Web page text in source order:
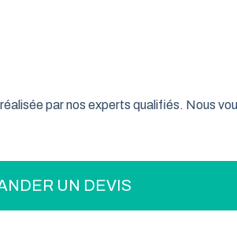
votre espace ? La porte de garage
ce type de porte pour sécuriser leur
par nos experts qualifiés. Nous
UN DEVIS